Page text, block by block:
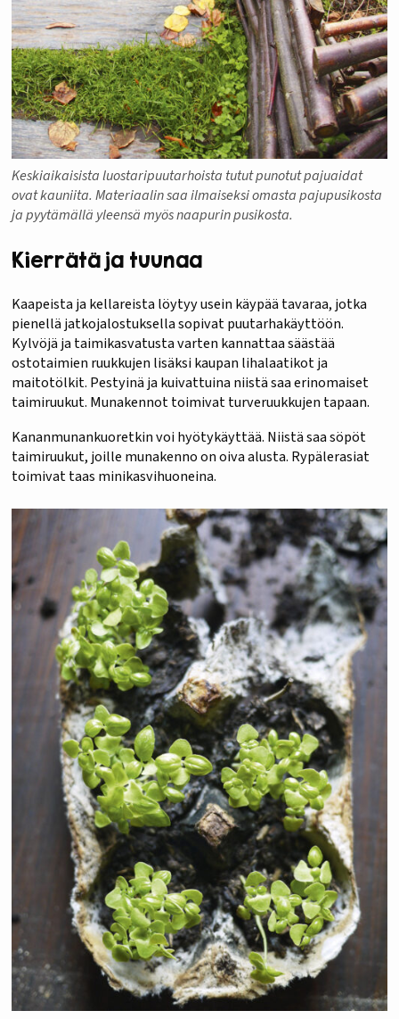
Keskiaikaisista luostaripuutarhoista tutut punotut pajuaidat
ovat kauniita. Materiaalin saa ilmaiseksi omasta pajupusikosta
ja pyytämällä yleensä myös naapurin pusikosta.
Kierrätä ja tuunaa
Kaapeista ja kellareista löytyy usein käypää tavaraa, jotka
pienellä jatkojalostuksella sopivat puutarhakäyttöön.
Kylvöjä ja taimikasvatusta varten kannattaa säästää
ostotaimien ruukkujen lisäksi kaupan lihalaatikot ja
maitotölkit. Pestyinä ja kuivattuina niistä saa erinomaiset
taimiruukut. Munakennot toimivat turveruukkujen tapaan.
Kananmunankuoretkin voi hyötykäyttää. Niistä saa söpöt
taimiruukut, joille munakenno on oiva alusta. Rypälerasiat
toimivat taas minikasvihuoneina.